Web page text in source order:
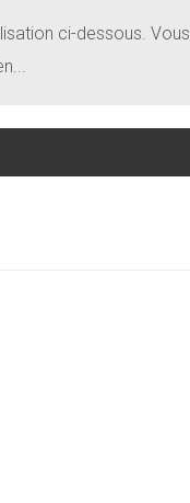
ci-dessous.